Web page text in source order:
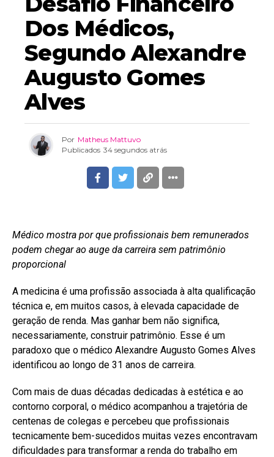
Dos Médicos,
Segundo Alexandre
Augusto Gomes
Alves
Por Matheus Mattuvo
Publicados 34 segundos atrás
Médico mostra por que profissionais bem remunerados
podem chegar ao auge da carreira sem patrimônio
proporcional
A medicina é uma profissão associada à alta qualificação
técnica e, em muitos casos, à elevada capacidade de
geração de renda. Mas ganhar bem não significa,
necessariamente, construir patrimônio. Esse é um
paradoxo que o médico Alexandre Augusto Gomes Alves
identificou ao longo de 31 anos de carreira.
Com mais de duas décadas dedicadas à estética e ao
contorno corporal, o médico acompanhou a trajetória de
centenas de colegas e percebeu que profissionais
tecnicamente bem-sucedidos muitas vezes encontravam
dificuldades para transformar a renda do trabalho em